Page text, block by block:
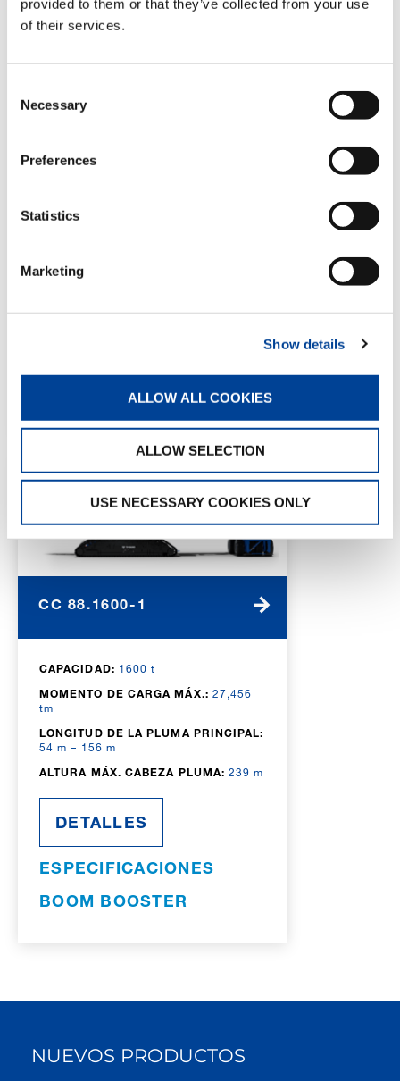
provided to them or that they’ve collected from your use
of their services.
Selection
Necessary
Preferences
Statistics
Marketing
Show details
ALLOW ALL COOKIES
ALLOW SELECTION
USE NECESSARY COOKIES ONLY
MOMENTO DE CARGA MÁX.:
30 m – 209.5 m
ESPECIFICACIONES
CC 88.1600-1
CAPACIDAD: 1600 t
MOMENTO DE CARGA MÁX.: 27,456
tm
LONGITUD DE LA PLUMA PRINCIPAL:
54 m – 156 m
ALTURA MÁX. CABEZA PLUMA: 239 m
DETALLES
ESPECIFICACIONES
BOOM BOOSTER
NUEVOS PRODUCTOS